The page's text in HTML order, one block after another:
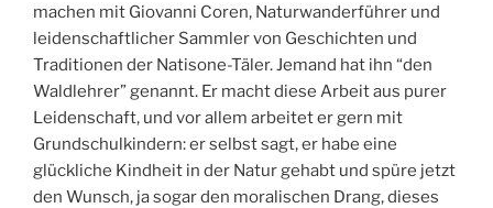
machen mit Giovanni Coren, Naturwanderführer und
leidenschaftlicher Sammler von Geschichten und
Traditionen der Natisone-Täler. Jemand hat ihn “den
Waldlehrer” genannt. Er macht diese Arbeit aus purer
Leidenschaft, und vor allem arbeitet er gern mit
Grundschulkindern: er selbst sagt, er habe eine
glückliche Kindheit in der Natur gehabt und spüre jetzt
den Wunsch, ja sogar den moralischen Drang, dieses